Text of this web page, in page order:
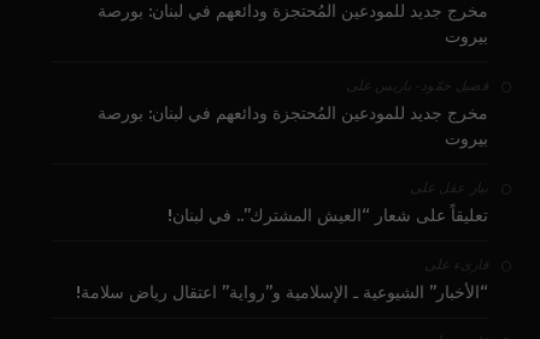
مخرج جديد للمودعين المُحتجزة ودائعهم في لبنان: بورصة
بيروت
فضيل حمّود - باريس على
مخرج جديد للمودعين المُحتجزة ودائعهم في لبنان: بورصة
بيروت
بيار عقل على
تعليقاً على شعار “العيش المشترك”.. في لبنان!
قارىء على
“الأخبار” الشيوعية ـ الإسلامية و”رواية” اعتقال رياض سلامة!